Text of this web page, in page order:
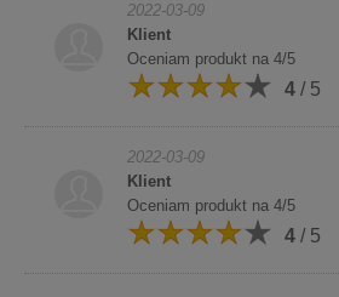
2022-03-09
Klient
Oceniam produkt na 4/5
4 / 5
2022-03-09
Klient
Oceniam produkt na 4/5
4 / 5